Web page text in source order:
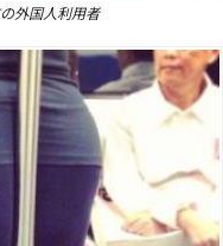
外国人利用者